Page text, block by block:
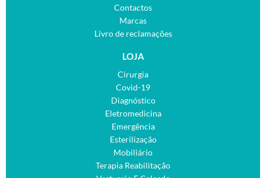
Contactos
Marcas
Livro de reclamações
LOJA
Cirurgia
Covid-19
Diagnóstico
Eletromedicina
Emergência
Esterilização
Mobiliário
Terapia Reabilitação